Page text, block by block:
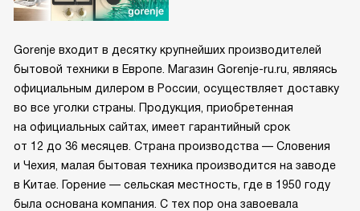
Gorenje входит в десятку крупнейших производителей
бытовой техники в Европе. Магазин Gorenje-ru.ru, являясь
официальным дилером в России, осуществляет доставку
во все уголки страны. Продукция, приобретенная
на официальных сайтах, имеет гарантийный срок
от 12 до 36 месяцев. Страна производства — Словения
и Чехия, малая бытовая техника производится на заводе
в Китае. Горение — сельская местность, где в 1950 году
была основана компания. С тех пор она завоевала